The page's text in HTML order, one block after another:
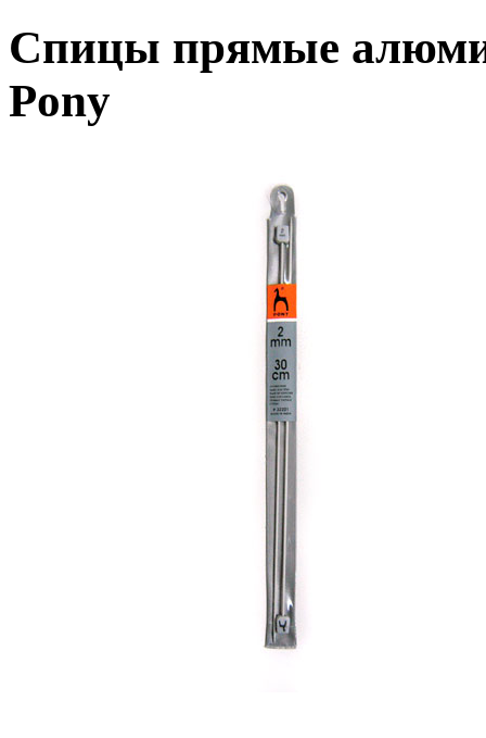
Спицы прямые
Pony